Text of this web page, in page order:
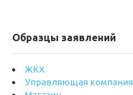
Образцы заявлений
ЖКХ
Управляющая компания